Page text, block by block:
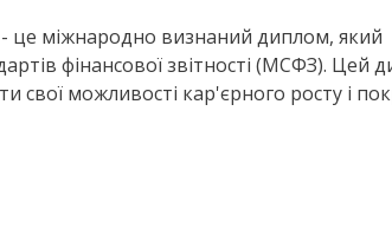
це міжнародно визнаний диплом, який
фінансової звітності (МСФЗ). Цей
можливості кар'єрного росту і